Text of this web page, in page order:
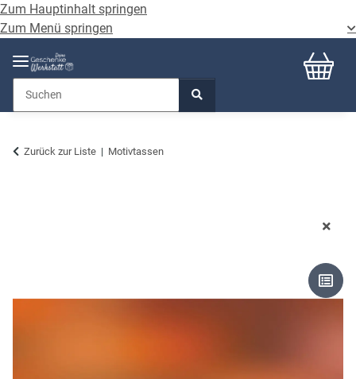
Zum Hauptinhalt springen
Zum Menü springen
Zurück zur Liste Motivtassen